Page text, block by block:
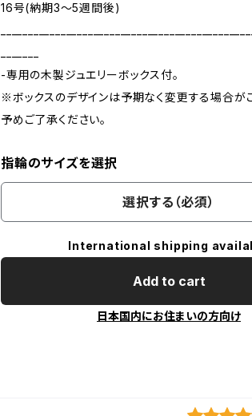
16号(納期3～5週間後)
-専用の木製ジュエリーボックス付。
※ボックスのデザインは予期なく変更する場合がご
予めご了承ください。
指輪のサイズを選択
選択する（必須）
International shipping
Add to cart
日本国内にお住まいの方向け